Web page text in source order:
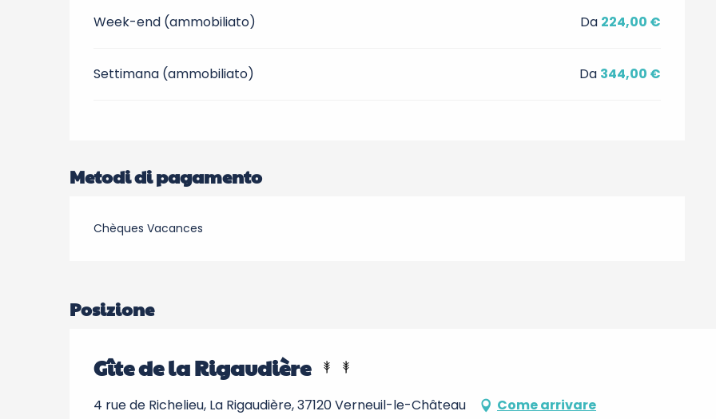
Week-end (ammobiliato) Da 224,00 €
Settimana (ammobiliato) Da 344,00 €
Metodi di pagamento
Chèques Vacances
Posizione
Gîte de la Rigaudière
4 rue de Richelieu, La Rigaudière, 37120 Verneuil-le-Château Come arrivare